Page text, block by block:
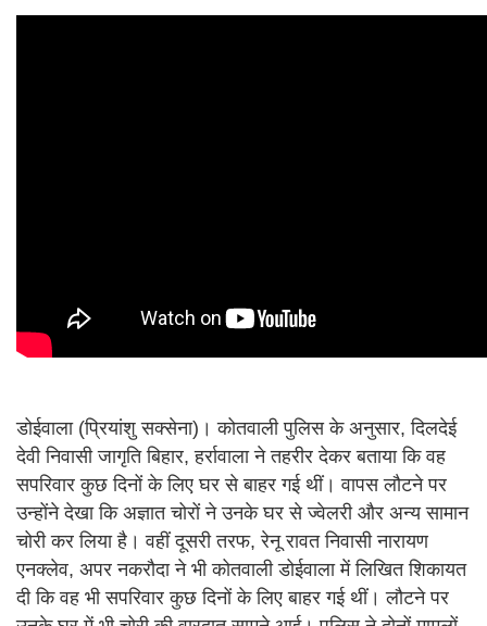
डोईवाला (प्रियांशु सक्सेना)। कोतवाली पुलिस के अनुसार, दिलदेई
देवी निवासी जागृति बिहार, हर्रावाला ने तहरीर देकर बताया कि वह
सपरिवार कुछ दिनों के लिए घर से बाहर गई थीं। वापस लौटने पर
उन्होंने देखा कि अज्ञात चोरों ने उनके घर से ज्वेलरी और अन्य सामान
चोरी कर लिया है। वहीं दूसरी तरफ, रेनू रावत निवासी नारायण
एनक्लेव, अपर नकरौदा ने भी कोतवाली डोईवाला में लिखित शिकायत
दी कि वह भी सपरिवार कुछ दिनों के लिए बाहर गई थीं। लौटने पर